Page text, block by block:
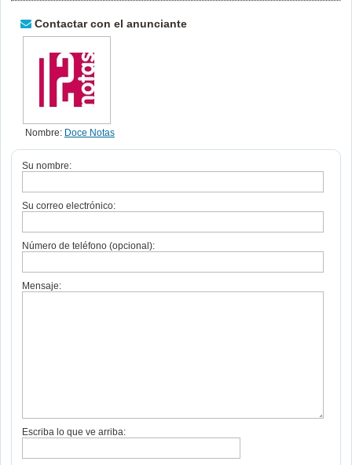
Contactar con el anunciante
Nombre: Doce Notas
Su nombre:
Su correo electrónico:
Número de teléfono (opcional):
Mensaje:
Escriba lo que ve arriba: